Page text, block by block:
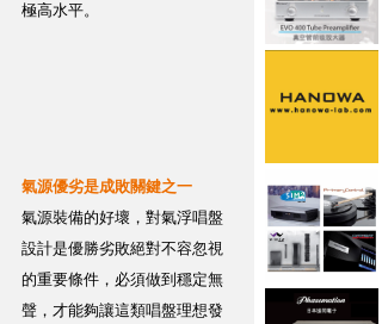
極高水平。
氣源優劣是成敗關鍵之一
氣源裝備的好壞，對氣浮唱盤
設計是優勝劣敗絕對不容忽視
的重要條件，必須做到穩定無
聲，才能夠讓這類唱盤理想發